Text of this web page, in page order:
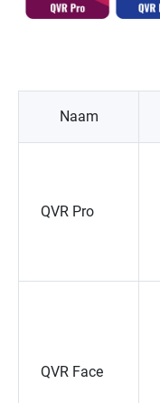
Naam
QVR Pro
QVR Face